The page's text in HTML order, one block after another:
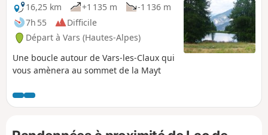
16,25 km
+1 135 m
-1 136 m
7h 55
Difficile
Départ à Vars (Hautes-Alpes)
Une boucle autour de Vars-les-Claux qui
vous amènera au sommet de la Mayt